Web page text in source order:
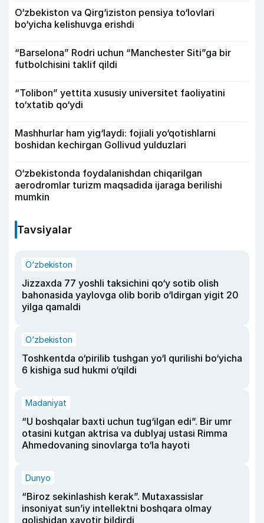
O‘zbekiston va Qirg‘iziston pensiya to‘lovlari
bo‘yicha kelishuvga erishdi
“Barselona” Rodri uchun “Manchester Siti”ga bir
futbolchisini taklif qildi
“Tolibon” yettita xususiy universitet faoliyatini
to‘xtatib qo‘ydi
Mashhurlar ham yig‘laydi: fojiali yo‘qotishlarni
boshidan kechirgan Gollivud yulduzlari
O‘zbekistonda foydalanishdan chiqarilgan
aerodromlar turizm maqsadida ijaraga berilishi
mumkin
Tavsiyalar
O‘zbekiston
Jizzaxda 77 yoshli taksichini qo‘y sotib olish
bahonasida yaylovga olib borib o‘ldirgan yigit 20
yilga qamaldi
O‘zbekiston
Toshkentda o‘pirilib tushgan yo‘l qurilishi bo‘yicha
6 kishiga sud hukmi o‘qildi
Madaniyat
“U boshqalar baxti uchun tug‘ilgan edi”. Bir umr
otasini kutgan aktrisa va dublyaj ustasi Rimma
Ahmedovaning sinovlarga to‘la hayoti
Dunyo
“Biroz sekinlashish kerak”. Mutaxassislar
insoniyat sun’iy intellektni boshqara olmay
qolishidan xavotir bildirdi